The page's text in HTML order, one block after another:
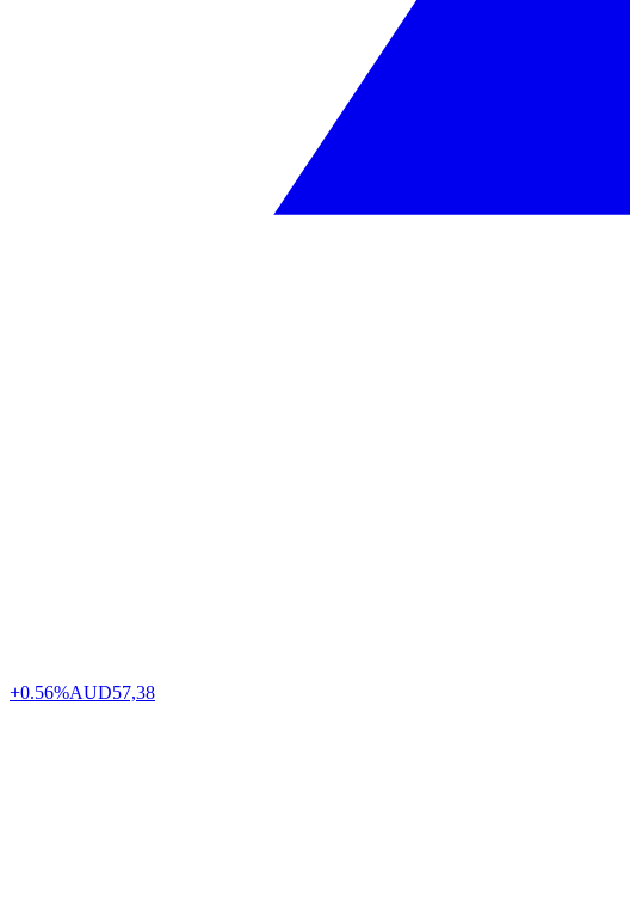
+0.56%AUD57,38